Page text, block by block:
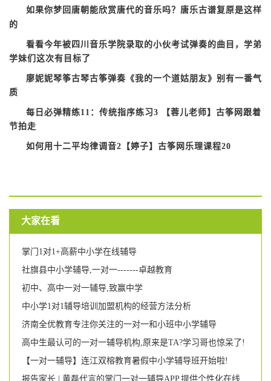
如果你梦回唐朝能欣赏唐代的音乐吗？唐乐古谱复原是这样
的
看看今年被四川音乐学院录取的小伙考试弹奏的曲目，学弟
学妹们这次有目标了
廖妮妮琴筝古琴古筝弹奏《我的一个道姑朋友》别有一番气
质
每日必弹精练11：传统指序练习3 【蓉儿老师】古筝网跟着
节拍走
如何用十二平均律调音2【婷子】古筝网乐理课程20
大家在看
掌门1对1+高薪中小学在线辅导
社旗县中小学辅导,一对一-------卓越教育
初中、高中一对一辅导,致赢中学
中小学1对1辅导培训加盟机构的经营方法分析
济南全优教育专注你关注的一对一和小班中小学辅导
高中生最认可的一对一辅导机构,原来是TA?学习哥也惊呆了!
【一对一辅导】连江双榕教育暑假中小学辅导班开始啦!